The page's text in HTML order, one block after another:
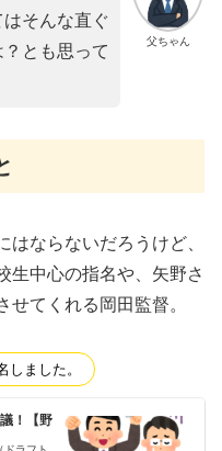
父ちゃん
そんな直ぐ
とも思って
はならないだろうけど、
生中心の指名や、矢野さ
せてくれる岡田監督。
ました。
！【野